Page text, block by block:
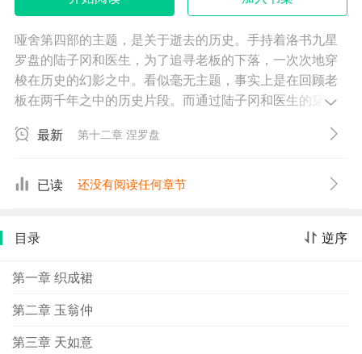
哑舍第四部的主题，是关于逝去的历史。手持着洛书九星
罗盘的陆子冈和医生，为了追寻老板的下落，一次次地穿
梭在历史的幻影之中。看似毫无主题，事实上是在回顾老
板在两千年之中的历史片段。而通过陆子冈和医生的穿
这十二个遗漏在历史长河中的古董吧。
最新 第十二章 涅罗盘
已读 还没有阅读任何章节
逆序
目录
第一章 织成裙
第二章 玉翁仲
第三章 天如意